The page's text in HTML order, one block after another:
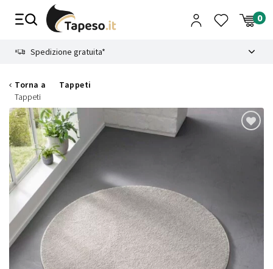
Spedizione gratuita*
Torna a
Tappeti
Tappeti